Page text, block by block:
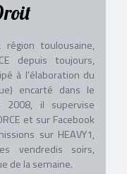
toulousaine,
depuis toujours,
à l'élaboration du
encarté dans le
2008, il supervise
et sur Facebook
sur HEAVY1,
vendredis soirs,
de la semaine.